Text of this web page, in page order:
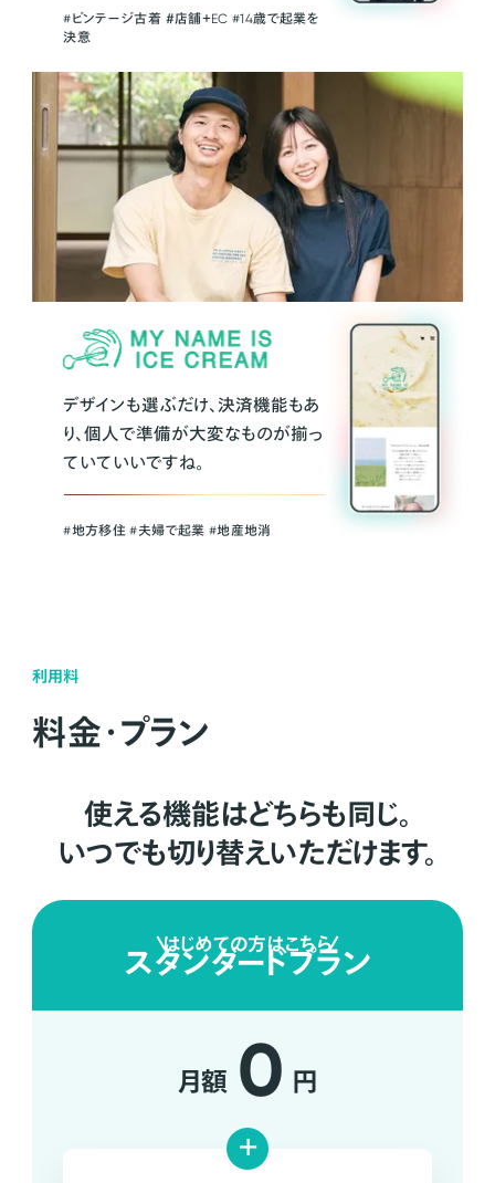
#ビンテージ古着 ＃店舗＋EC #14歳で起業を
決意
デザインも選ぶだけ、決済機能もあ
り、個人で準備が大変なものが揃っ
ていていいですね。
#地方移住 #夫婦で起業 #地産地消
利用料
料金・プラン
使える機能はどちらも同じ。
いつでも切り替えいただけます。
はじめての方はこちら
スタンダードプラン
月額 0 円
+